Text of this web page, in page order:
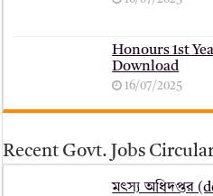
Honours 1st
Download
16/07/2025
Recent Govt. Jobs
মৎস্য অধিদপ্তর